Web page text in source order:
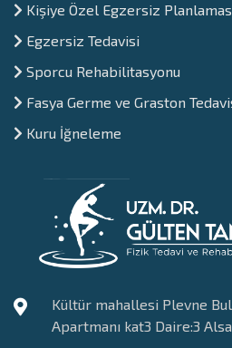
Kişiye Özel Egzersiz
⁠Egzersiz Tedavisi
Sporcu Rehabilitasyonu
Fasya Germe ve Graston
Kuru İğneleme
Kültür mahallesi Plevne
Apartmanı kat3 Daire:3